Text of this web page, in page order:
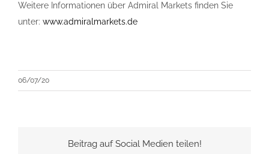
Weitere Informationen über Admiral Markets finden Sie
unter: www.admiralmarkets.de
06/07/20
Beitrag auf Social Medien teilen!